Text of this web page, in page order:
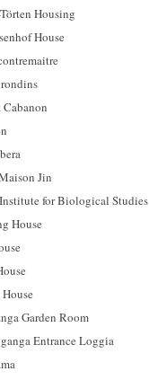
Housing
House
Jin
for Biological Studies
House
Garden Room
Entrance Loggia